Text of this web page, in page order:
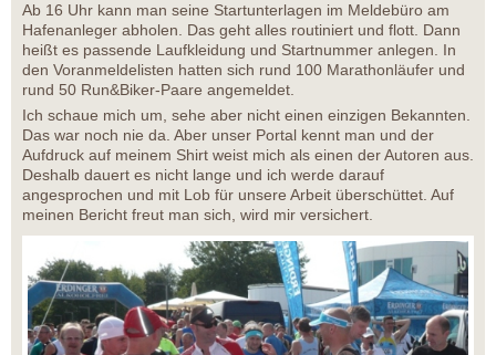
Ab 16 Uhr kann man seine Startunterlagen im Meldebüro am
Hafenanleger abholen. Das geht alles routiniert und flott. Dann
heißt es passende Laufkleidung und Startnummer anlegen. In
den Voranmeldelisten hatten sich rund 100 Marathonläufer und
rund 50 Run&Biker-Paare angemeldet.
Ich schaue mich um, sehe aber nicht einen einzigen Bekannten.
Das war noch nie da. Aber unser Portal kennt man und der
Aufdruck auf meinem Shirt weist mich als einen der Autoren aus.
Deshalb dauert es nicht lange und ich werde darauf
angesprochen und mit Lob für unsere Arbeit überschüttet. Auf
meinen Bericht freut man sich, wird mir versichert.